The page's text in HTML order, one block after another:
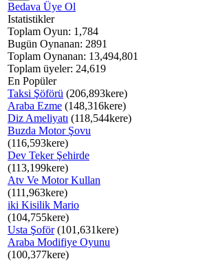
Bedava Üye Ol
Istatistikler
Toplam Oyun: 1,784
Bugün Oynanan: 2891
Toplam Oynanan: 13,494,801
Toplam üyeler: 24,619
En Popüler
Taksi Şöförü (206,893kere)
Araba Ezme (148,316kere)
Diz Ameliyatı (118,544kere)
Buzda Motor Şovu
(116,593kere)
Dev Teker Şehirde
(113,199kere)
Atv Ve Motor Kullan
(111,963kere)
iki Kisilik Mario
(104,755kere)
Usta Şoför(101,631kere)
Araba Modifiye Oyunu
(100,377kere)